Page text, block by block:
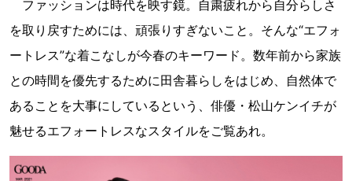
ファッションは時代を映す鏡。自粛疲れから自分らしさ
を取り戻すためには、頑張りすぎないこと。そんな“エフォ
ートレス”な着こなしが今春のキーワード。数年前から家族
との時間を優先するために田舎暮らしをはじめ、自然体で
あることを大事にしているという、俳優・松山ケンイチが
魅せるエフォートレスなスタイルをご覧あれ。